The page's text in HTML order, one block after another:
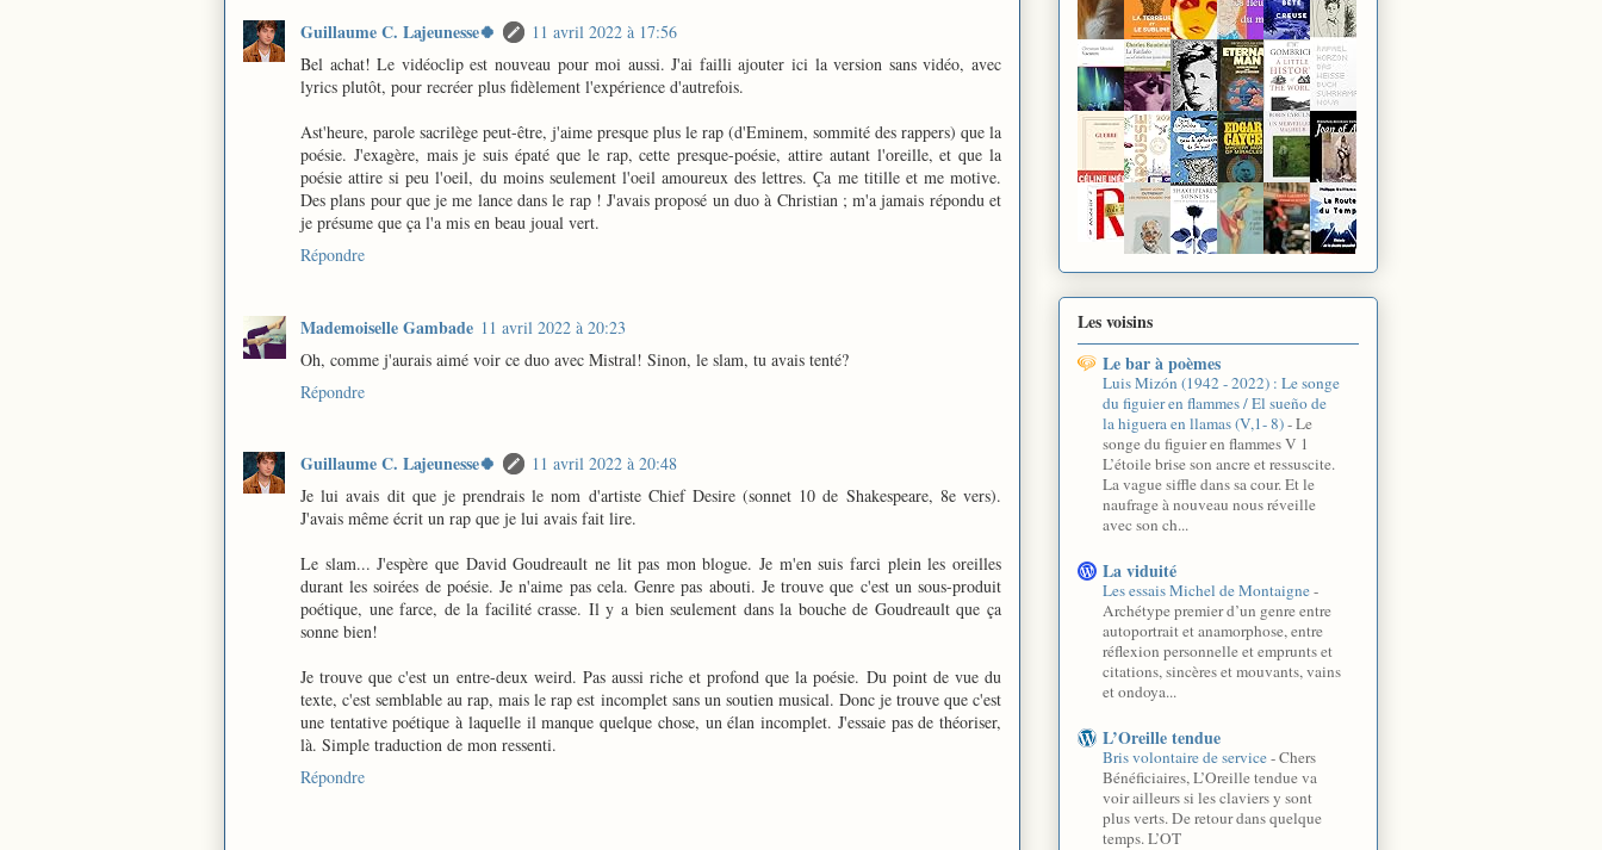
Guillaume C. Lajeunesse🍀
11 avril 2022 à 17:56
Bel achat! Le vidéoclip est nouveau pour moi aussi. J'ai failli ajouter ici la version sans vidéo, avec
lyrics plutôt, pour recréer plus fidèlement l'expérience d'autrefois.
Ast'heure, parole sacrilège peut-être, j'aime presque plus le rap (d'Eminem, sommité des rappers) que la
poésie. J'exagère, mais je suis épaté que le rap, cette presque-poésie, attire autant l'oreille, et que la
poésie attire si peu l'oeil, du moins seulement l'oeil amoureux des lettres. Ça me titille et me motive.
Des plans pour que je me lance dans le rap ! J'avais proposé un duo à Christian ; m'a jamais répondu et
je présume que ça l'a mis en beau joual vert.
Répondre
Mademoiselle Gambade 11 avril 2022 à 20:23
Oh, comme j'aurais aimé voir ce duo avec Mistral! Sinon, le slam, tu avais tenté?
Répondre
Guillaume C. Lajeunesse🍀
11 avril 2022 à 20:48
Je lui avais dit que je prendrais le nom d'artiste Chief Desire (sonnet 10 de Shakespeare, 8e vers).
J'avais même écrit un rap que je lui avais fait lire.
Le slam... J'espère que David Goudreault ne lit pas mon blogue. Je m'en suis farci plein les oreilles
durant les soirées de poésie. Je n'aime pas cela. Genre pas abouti. Je trouve que c'est un sous-produit
poétique, une farce, de la facilité crasse. Il y a bien seulement dans la bouche de Goudreault que ça
sonne bien!
Je trouve que c'est un entre-deux weird. Pas aussi riche et profond que la poésie. Du point de vue du
texte, c'est semblable au rap, mais le rap est incomplet sans un soutien musical. Donc je trouve que c'est
une tentative poétique à laquelle il manque quelque chose, un élan incomplet. J'essaie pas de théoriser,
là. Simple traduction de mon ressenti.
Répondre
Les voisins
Le bar à poèmes
Luis Mizón (1942 - 2022) : Le songe
du figuier en flammes / El sueño de
la higuera en llamas (V,1- 8)-Le
songe du figuier en flammes V 1
L’étoile brise son ancre et ressuscite.
La vague siffle dans sa cour. Et le
naufrage à nouveau nous réveille
avec son ch...
La viduité
Les essais Michel de Montaigne-
Archétype premier d’un genre entre
autoportrait et anamorphose, entre
réflexion personnelle et emprunts et
citations, sincères et mouvants, vains
et ondoya...
L’Oreille tendue
Bris volontaire de service-Chers
Bénéficiaires, L’Oreille tendue va
voir ailleurs si les claviers y sont
plus verts. De retour dans quelque
temps. L’OT